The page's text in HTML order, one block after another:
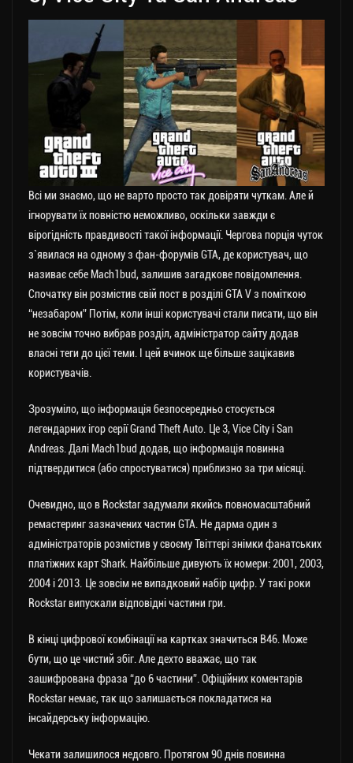
Всі ми знаємо, що не варто просто так довіряти чуткам. Але й
ігнорувати їх повністю неможливо, оскільки завжди є
вірогідність правдивості такої інформації. Чергова порція чуток
з`явилася на одному з фан-форумів GTA, де користувач, що
називає себе Mach1bud, залишив загадкове повідомлення.
Спочатку він розмістив свій пост в розділі GTA V з поміткою
“незабаром” Потім, коли інші користувачі стали писати, що він
не зовсім точно вибрав розділ, адміністратор сайту додав
власні теги до цієї теми. І цей вчинок ще більше зацікавив
користувачів.
Зрозуміло, що інформація безпосередньо стосується
легендарних ігор серії Grand Theft Auto. Це 3, Vice City і San
Andreas. Далі Mach1bud додав, що інформація повинна
підтвердитися (або спростуватися) приблизно за три місяці.
Очевидно, що в Rockstar задумали якийсь повномасштабний
ремастеринг зазначених частин GTA. Не дарма один з
адміністраторів розмістив у своєму Твіттері знімки фанатських
платіжних карт Shark. Найбільше дивують їх номери: 2001, 2003,
2004 і 2013. Це зовсім не випадковий набір цифр. У такі роки
Rockstar випускали відповідні частини гри.
В кінці цифрової комбінації на картках значиться B46. Може
бути, що це чистий збіг. Але дехто вважає, що так
зашифрована фраза “до 6 частини”. Офіційних коментарів
Rockstar немає, так що залишається покладатися на
інсайдерську інформацію.
Чекати залишилося недовго. Протягом 90 днів повинна